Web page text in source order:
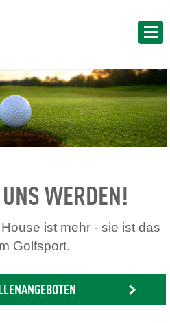
WERDEN!
ist mehr - sie ist das
Golfsport.